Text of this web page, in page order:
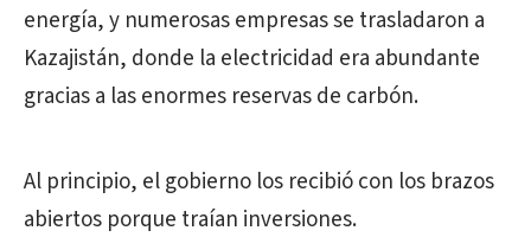
energía, y numerosas empresas se trasladaron a
Kazajistán, donde la electricidad era abundante
gracias a las enormes reservas de carbón.
Al principio, el gobierno los recibió con los brazos
abiertos porque traían inversiones.